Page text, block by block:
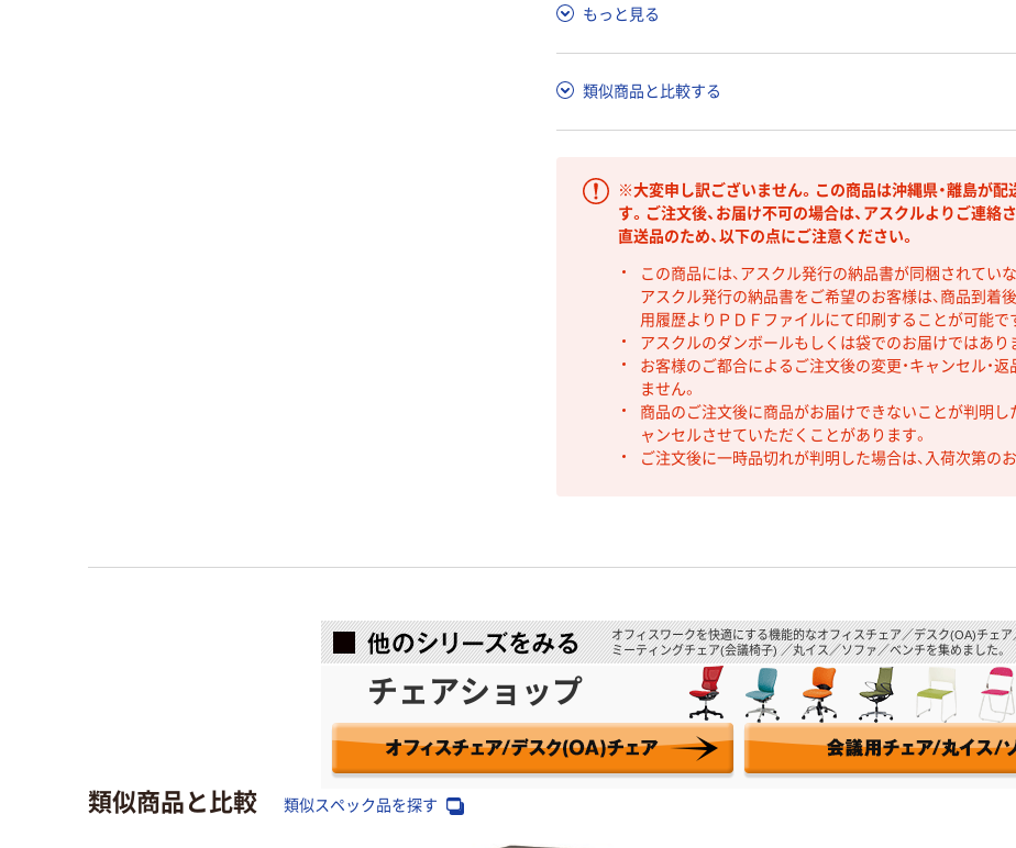
もっと見る
類似商品と比較する
※大変申し訳ございません。この商品は沖縄県・離島が配
す。ご注文後、お届け不可の場合は、アスクルよりご連絡
直送品のため、以下の点にご注意ください。
この商品には、アスクル発行の納品書が同梱されてい
アスクル発行の納品書をご希望のお客様は、商品到着
用履歴よりＰＤＦファイルにて印刷することが可能で
アスクルのダンボールもしくは袋でのお届けではあり
お客様のご都合によるご注文後の変更・キャンセル・返
ません。
商品のご注文後に商品がお届けできないことが判明し
ャンセルさせていただくことがあります。
ご注文後に一時品切れが判明した場合は、入荷次第の
オフィスワークを快適にする機能的なオフィスチェア／デスク(OA)チェア
ミーティングチェア(会議椅子) ／丸イス／ソファ／ベンチを集めました。
チェアショップ
類似商品と比較 類似スペック品を探す